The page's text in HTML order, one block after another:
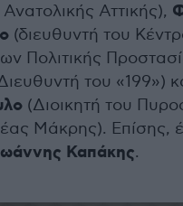
Αττικής),
(διευθυντή του
Πολιτικής
του «199»)
(Διοικητή του
Μάκρης). Επίσης,
Καπάκης.